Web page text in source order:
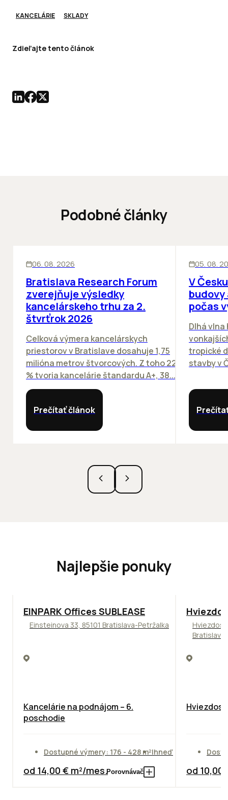
KANCELÁRIE SKLADY
Zdieľajte tento článok
Podobné články
06. 08. 2026
Bratislava Research Forum
zverejňuje výsledky
kancelárskeho trhu za 2.
štvrťrok 2026
Celková výmera kancelárskych
priestorov v Bratislave dosahuje 1,75
milióna metrov štvorcových. Z toho 22
% tvoria kancelárie štandardu A+, 38...
Prečítať článok
05. 08.
V
počas
Dlhá
tropické
stavby v
Najlepšie ponuky
TOP ODPORÚČAME
EINPARK Offices SUBLEASE
Einsteinova 33, 85101 Bratislava-Petržalka
Kancelárie na podnájom – 6.
poschodie
Dostupné výmery: 176 - 428 m²Ihneď
od 14,00 € m²/mes.Porovnávač od 10,00